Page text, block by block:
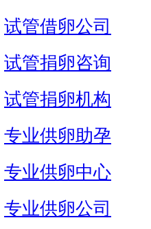
试管借卵公司
试管捐卵咨询
试管捐卵机构
专业供卵助孕
专业供卵中心
专业供卵公司